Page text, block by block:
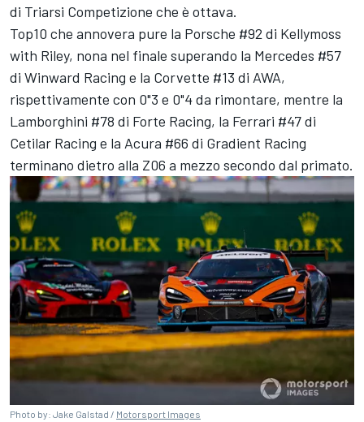
di Triarsi Competizione che è ottava.
Top10 che annovera pure la Porsche #92 di Kellymoss
with Riley, nona nel finale superando la Mercedes #57
di Winward Racing e la Corvette #13 di AWA,
rispettivamente con 0"3 e 0"4 da rimontare, mentre la
Lamborghini #78 di Forte Racing, la Ferrari #47 di
Cetilar Racing e la Acura #66 di Gradient Racing
terminano dietro alla Z06 a mezzo secondo dal primato.
Photo by: Jake Galstad / Motorsport Images